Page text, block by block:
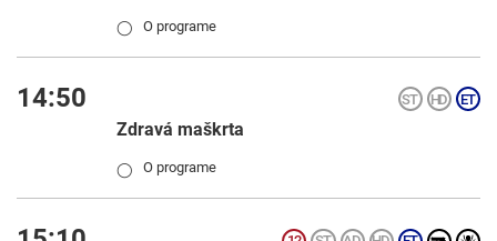
◯ O programe
14:50
Zdravá maškrta
◯ O programe